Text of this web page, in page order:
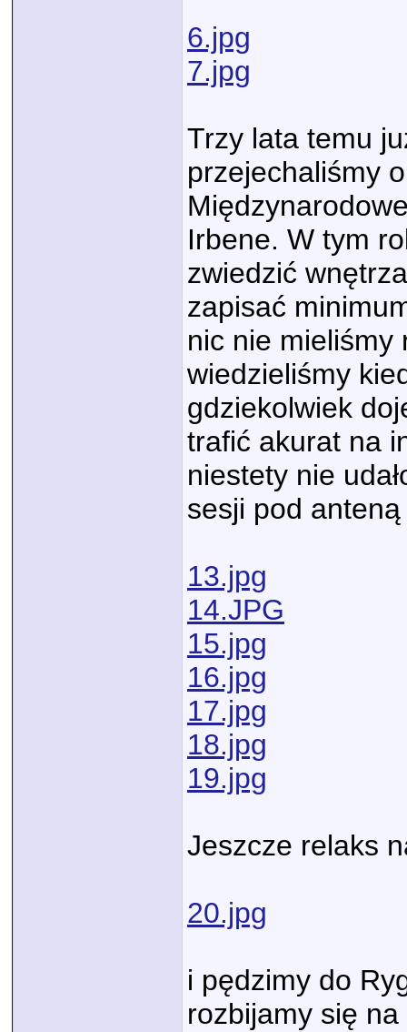
6.jpg
7.jpg
Trzy lata temu
przejechaliśmy
Irbene. W tym
zwiedzić
zapisać
nic nie mieliśmy
wiedzieliśmy
gdziekolwiek
trafić akurat na
niestety nie
sesji pod
13.jpg
14.JPG
15.jpg
16.jpg
17.jpg
18.jpg
19.jpg
Jeszcze relaks
20.jpg
i pędzimy do
rozbijamy się